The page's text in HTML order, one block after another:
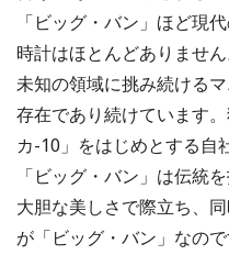
「ビッグ・バン」ほど現
時計はほとんどありませ
未知の領域に挑み続ける
存在であり続けています
カ-10」をはじめとする自
「ビッグ・バン」は伝統
大胆な美しさで際立ち、
が「ビッグ・バン」なので